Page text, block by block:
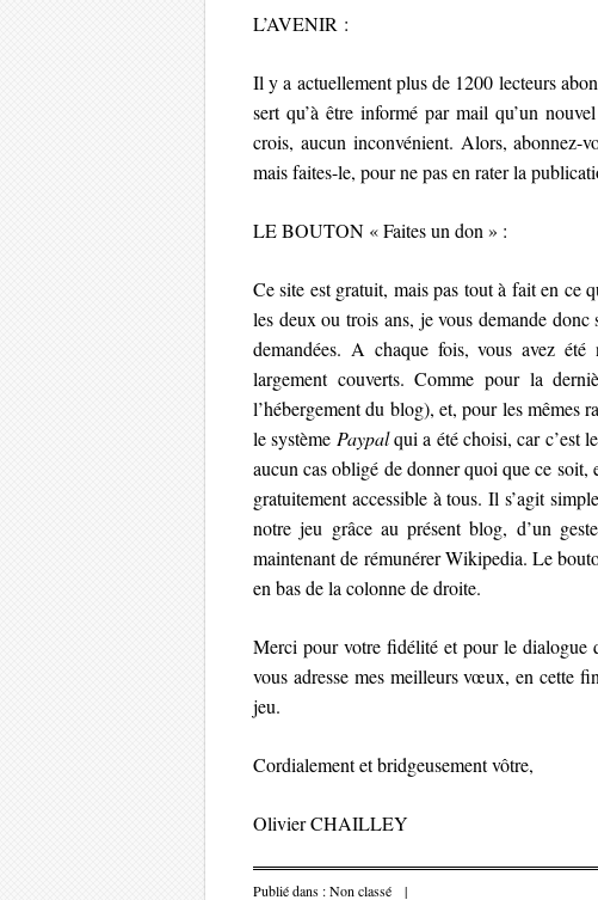
L’AVENIR :
Il y a actuellement plus de 1200 lecteurs
sert qu’à être informé par mail qu’un
crois, aucun inconvénient. Alors, abonnez-
mais faites-le, pour ne pas en rater la
LE BOUTON « Faites un don » :
Ce site est gratuit, mais pas tout à fait en ce
les deux ou trois ans, je vous demande
demandées. A chaque fois, vous avez
largement couverts. Comme pour la
l’hébergement du blog), et, pour les mêmes
le système Paypalqui a été choisi, car c’est
aucun cas obligé de donner quoi que ce soit,
gratuitement accessible à tous. Il s’agit
notre jeu grâce au présent blog, d’un
maintenant de rémunérer Wikipedia. Le
en bas de la colonne de droite.
Merci pour votre fidélité et pour le dialogue
vous adresse mes meilleurs vœux, en cette
jeu.
Cordialement et bridgeusement vôtre,
Olivier CHAILLEY
Publié dans :Non classé |